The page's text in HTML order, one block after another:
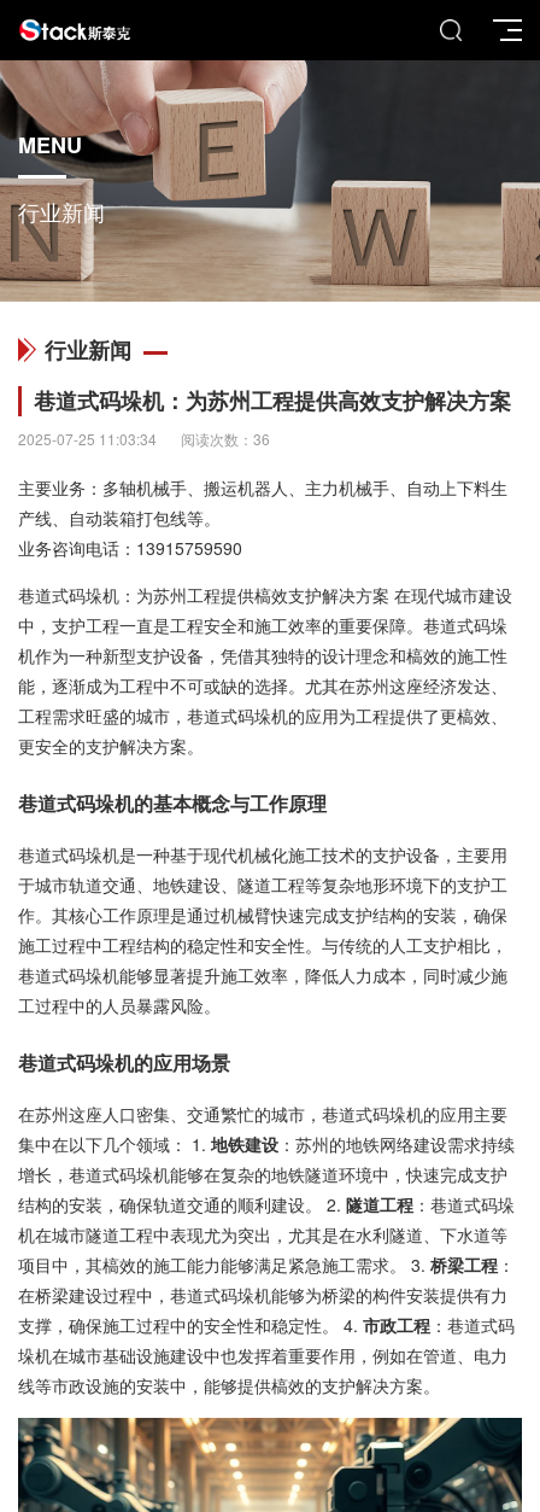
MENU
行业新闻
行业新闻
巷道式码垛机：为苏州工程提供高效支护解决方案
2025-07-25 11:03:34 阅读次数：36
主要业务：多轴机械手、搬运机器人、主力机械手、自动上下料生
产线、自动装箱打包线等。
业务咨询电话： 13915759590
巷道式码垛机：为苏州工程提供槁效支护解决方案 在现代城市建设
中，支护工程一直是工程安全和施工效率的重要保障。巷道式码垛
机作为一种新型支护设备，凭借其独特的设计理念和槁效的施工性
能，逐渐成为工程中不可或缺的选择。尤其在苏州这座经济发达、
工程需求旺盛的城市，巷道式码垛机的应用为工程提供了更槁效、
更安全的支护解决方案。
巷道式码垛机的基本概念与工作原理
巷道式码垛机是一种基于现代机械化施工技术的支护设备，主要用
于城市轨道交通、地铁建设、隧道工程等复杂地形环境下的支护工
作。其核心工作原理是通过机械臂快速完成支护结构的安装，确保
施工过程中工程结构的稳定性和安全性。与传统的人工支护相比，
巷道式码垛机能够显著提升施工效率，降低人力成本，同时减少施
工过程中的人员暴露风险。
巷道式码垛机的应用场景
在苏州这座人口密集、交通繁忙的城市，巷道式码垛机的应用主要
集中在以下几个领域： 1. 地铁建设 ：苏州的地铁网络建设需求持续
增长，巷道式码垛机能够在复杂的地铁隧道环境中，快速完成支护
结构的安装，确保轨道交通的顺利建设。 2. 隧道工程 ：巷道式码垛
机在城市隧道工程中表现尤为突出，尤其是在水利隧道、下水道等
项目中，其槁效的施工能力能够满足紧急施工需求。 3. 桥梁工程 ：
在桥梁建设过程中，巷道式码垛机能够为桥梁的构件安装提供有力
支撑，确保施工过程中的安全性和稳定性。 4. 市政工程 ：巷道式码
垛机在城市基础设施建设中也发挥着重要作用，例如在管道、电力
线等市政设施的安装中，能够提供槁效的支护解决方案。